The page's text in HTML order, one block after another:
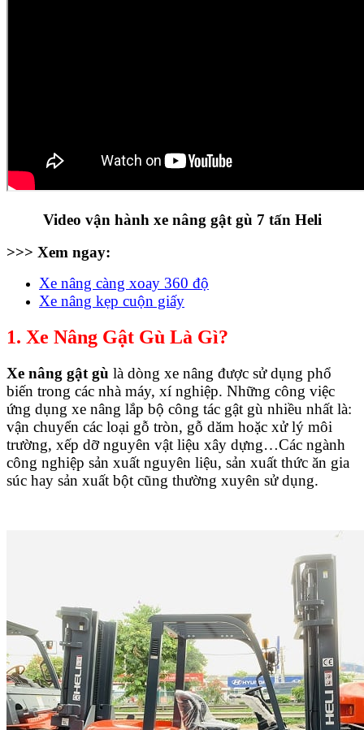
Video vận hành xe nâng gật gù 7 tấn Heli
>>> Xem ngay:
Xe nâng càng xoay 360 độ
Xe nâng kẹp cuộn giấy
1. Xe Nâng Gật Gù Là Gì?
Xe nâng gật gù là dòng xe nâng được sử dụng phổ
biến trong các nhà máy, xí nghiệp. Những công việc
ứng dụng xe nâng lắp bộ công tác gật gù nhiều nhất là:
vận chuyển các loại gỗ tròn, gỗ dăm hoặc xử lý môi
trường, xếp dỡ nguyên vật liệu xây dựng…Các ngành
công nghiệp sản xuất nguyên liệu, sản xuất thức ăn gia
súc hay sản xuất bột cũng thường xuyên sử dụng.